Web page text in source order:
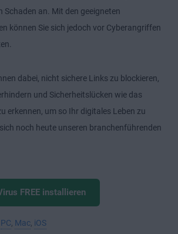
Schaden an. Mit den geeigneten
können Sie sich jedoch vor Cyberangriffen
dabei, nicht sichere Links zu blockieren,
und Sicherheitslücken wie das
erkennen, um so Ihr digitales Leben zu
noch heute unseren branchenführenden
FREE installieren
PC Mac iOS